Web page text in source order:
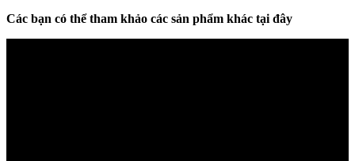
Các bạn có thể tham khảo các sản phẩm khác tại đây